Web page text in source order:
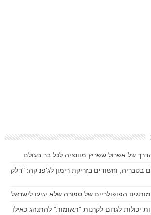
של אפרול שפריץ מוונציה לכל בר בעולם
וחשודים בזריקת רימון לג'פניקה: "חלק
הפופולריים של ספורה שלא יגיעו לישראל
יכולות לגרום לקרנות "תאומות" להתנהג כאילו